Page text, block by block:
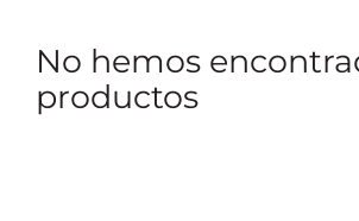
No hemos
productos